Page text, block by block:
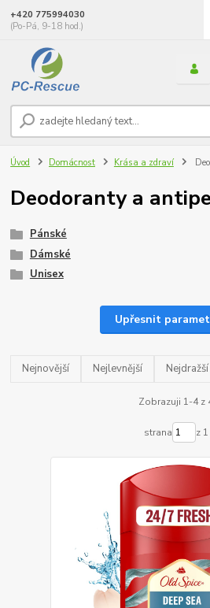
+420 775994030
(Po-Pá, 9-18 hod.)
Úvod Domácnost Krása a zdraví
Deodoranty a
Pánské
Dámské
Unisex
Upřesnit
Nejnovější Nejlevnější Nejdražší
Zobrazuji 1-4 z
strana z 1